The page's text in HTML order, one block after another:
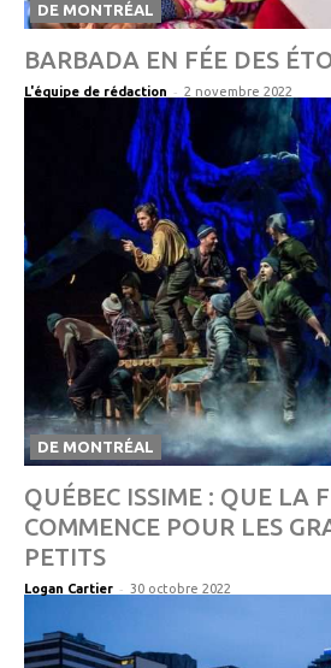
DE MONTRÉAL
BARBADA EN FÉE DES
L'équipe de rédaction - 2 novembre 2022
DE MONTRÉAL
QUÉBEC ISSIME : QUE LA
COMMENCE POUR LES
PETITS
Logan Cartier - 30 octobre 2022